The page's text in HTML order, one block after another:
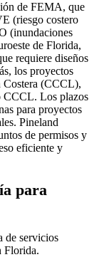
de FEMA, que
(riesgo costero
(inundaciones
de Florida,
requiere diseños
los proyectos
Costera (CCCL),
CCCL. Los plazos
para proyectos
Pineland
de permisos y
eficiente y
para
de servicios
Florida.